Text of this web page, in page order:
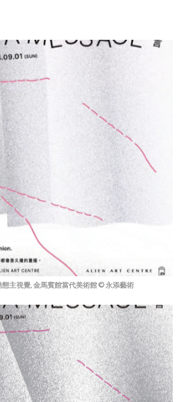
態主視覺, 金馬賓館當代美術館 © 永添藝術